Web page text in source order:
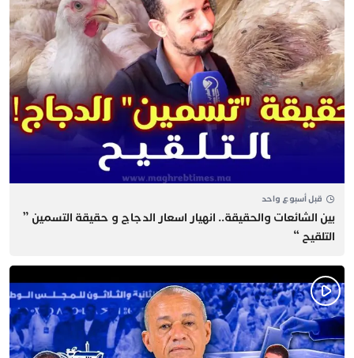
قبل أسبوع واحد
بين الشائعات والحقيقة.. انهيار اسعار الدجاج و حقيقة التسمين ”
التلقيح “